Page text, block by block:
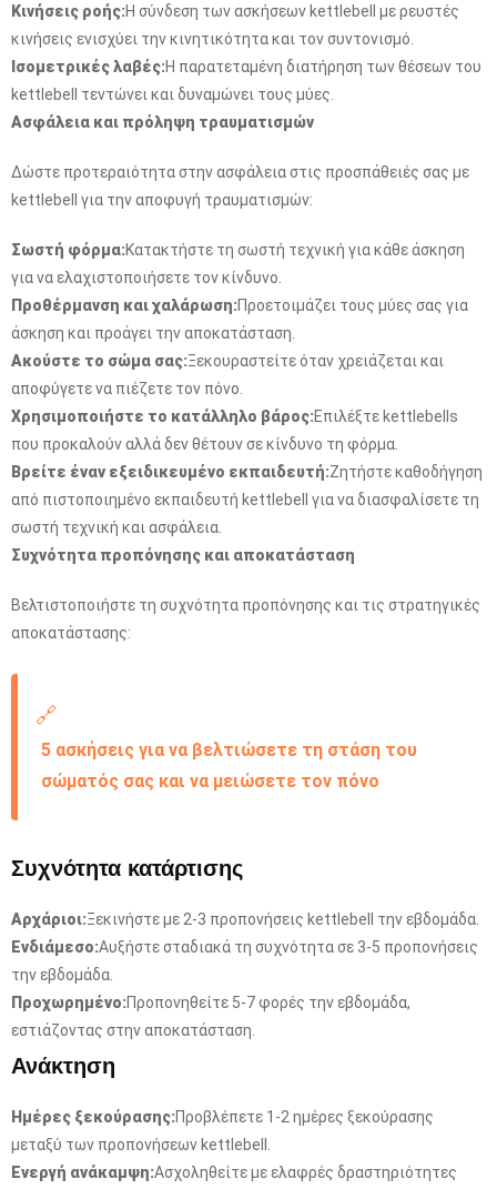
Κινήσεις ροής:Η σύνδεση των ασκήσεων kettlebell με ρευστές
κινήσεις ενισχύει την κινητικότητα και τον συντονισμό.
Ισομετρικές λαβές:Η παρατεταμένη διατήρηση των θέσεων του
kettlebell τεντώνει και δυναμώνει τους μύες.
Ασφάλεια και πρόληψη τραυματισμών
Δώστε προτεραιότητα στην ασφάλεια στις προσπάθειές σας με
kettlebell για την αποφυγή τραυματισμών:
Σωστή φόρμα:Κατακτήστε τη σωστή τεχνική για κάθε άσκηση
για να ελαχιστοποιήσετε τον κίνδυνο.
Προθέρμανση και χαλάρωση:Προετοιμάζει τους μύες σας για
άσκηση και προάγει την αποκατάσταση.
Ακούστε το σώμα σας:Ξεκουραστείτε όταν χρειάζεται και
αποφύγετε να πιέζετε τον πόνο.
Χρησιμοποιήστε το κατάλληλο βάρος:Επιλέξτε kettlebells
που προκαλούν αλλά δεν θέτουν σε κίνδυνο τη φόρμα.
Βρείτε έναν εξειδικευμένο εκπαιδευτή:Ζητήστε καθοδήγηση
από πιστοποιημένο εκπαιδευτή kettlebell για να διασφαλίσετε τη
σωστή τεχνική και ασφάλεια.
Συχνότητα προπόνησης και αποκατάσταση
Βελτιστοποιήστε τη συχνότητα προπόνησης και τις στρατηγικές
αποκατάστασης:
🔗
5 ασκήσεις για να βελτιώσετε τη στάση του
σώματός σας και να μειώσετε τον πόνο
Συχνότητα κατάρτισης
Αρχάριοι:Ξεκινήστε με 2-3 προπονήσεις kettlebell την εβδομάδα.
Ενδιάμεσο:Αυξήστε σταδιακά τη συχνότητα σε 3-5 προπονήσεις
την εβδομάδα.
Προχωρημένο:Προπονηθείτε 5-7 φορές την εβδομάδα,
εστιάζοντας στην αποκατάσταση.
Ανάκτηση
Ημέρες ξεκούρασης:Προβλέπετε 1-2 ημέρες ξεκούρασης
μεταξύ των προπονήσεων kettlebell.
Ενεργή ανάκαμψη:Ασχοληθείτε με ελαφρές δραστηριότητες